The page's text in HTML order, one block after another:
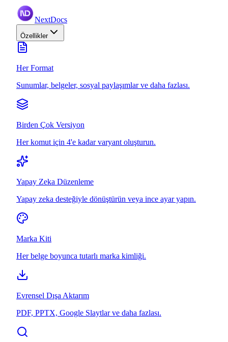
NextDocs
Özellikler
Her Format
Sunumlar, belgeler, sosyal paylaşımlar ve daha fazlası.
Birden Çok Versiyon
Her komut için 4'e kadar varyant oluşturun.
Yapay Zeka Düzenleme
Yapay zeka desteğiyle dönüştürün veya ince ayar yapın.
Marka Kiti
Her belge boyunca tutarlı marka kimliği.
Evrensel Dışa Aktarım
PDF, PPTX, Google Slaytlar ve daha fazlası.